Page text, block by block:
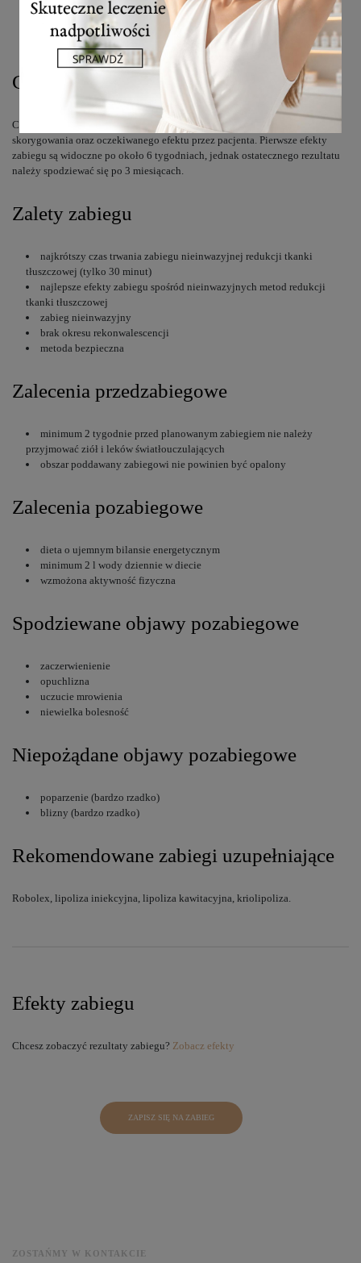
alergie w miejscu wykonania zabiegów
nadmierna, świeża opalenizna/samoopalacz
przyjmowanie ziół i leków światłouczulających
Częstotliwość i liczba zabiegów
Częstotliwość i liczba zabiegów uzależniona jest od nasilenia problemu do
skorygowania oraz oczekiwanego efektu przez pacjenta. Pierwsze efekty
zabiegu są widoczne po około 6 tygodniach, jednak ostatecznego rezultatu
należy spodziewać się po 3 miesiącach.
Zalety zabiegu
najkrótszy czas trwania zabiegu nieinwazyjnej redukcji tkanki
tłuszczowej (tylko 30 minut)
najlepsze efekty zabiegu spośród nieinwazyjnych metod redukcji
tkanki tłuszczowej
zabieg nieinwazyjny
brak okresu rekonwalescencji
metoda bezpieczna
Zalecenia przedzabiegowe
minimum 2 tygodnie przed planowanym zabiegiem nie należy
przyjmować ziół i leków światłouczulających
obszar poddawany zabiegowi nie powinien być opalony
Zalecenia pozabiegowe
dieta o ujemnym bilansie energetycznym
minimum 2 l wody dziennie w diecie
wzmożona aktywność fizyczna
Spodziewane objawy pozabiegowe
zaczerwienienie
opuchlizna
uczucie mrowienia
niewielka bolesność
Niepożądane objawy pozabiegowe
poparzenie (bardzo rzadko)
blizny (bardzo rzadko)
Rekomendowane zabiegi uzupełniające
Robolex, lipoliza iniekcyjna, lipoliza kawitacyjna, kriolipoliza.
Efekty zabiegu
Chcesz zobaczyć rezultaty zabiegu? Zobacz efekty
ZAPISZ SIĘ NA ZABIEG
ZOSTAŃMY W KONTAKCIE